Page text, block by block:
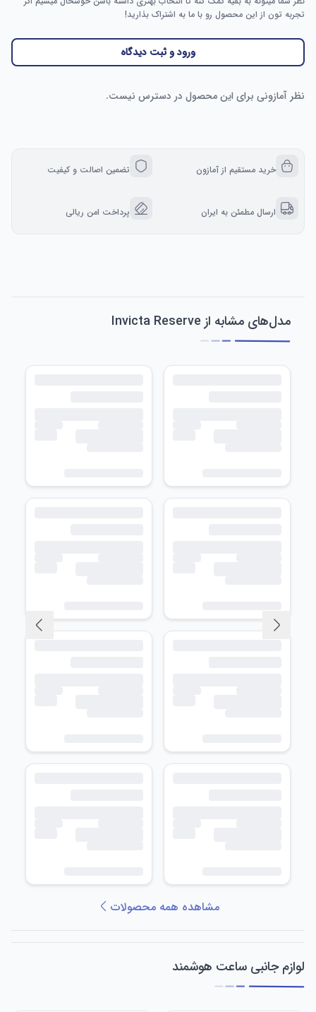
تجربه تون از این محصول رو با ما به اشتراک بذارید!
ورود و ثبت دیدگاه
نظر آمازونی برای این محصول در دسترس نیست.
خرید مستقیم از آمازون تضمین اصالت و کیفیت
ارسال مطمئن به ایران پرداخت امن ریالی
مدل‌های مشابه از Invicta Reserve
مشاهده همه محصولات
لوازم جانبی ساعت هوشمند